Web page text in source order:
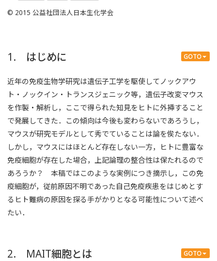
© 2015 公益社団法人日本生化学会
GOTO
1. はじめに
近年の免疫生物学研究は遺伝子工学を駆使してノックアウ
ト・ノックイン・トランスジェニック等，遺伝子改変マウス
を作製・解析し，ここで得られた知見をヒトに外挿すること
で発展してきた．この傾向は今後も変わらないであろうし，
マウスが研究モデルとして秀でていることは論を俟たない．
しかし，マウスにはほとんど存在しない一方，ヒトに豊富な
免疫細胞が存在した場合，上記論理の整合性は保たれるので
あろうか？ 本稿ではこのような実例につき摘示し，この免
疫細胞が，従前原因不明であった自己免疫疾患をはじめとす
るヒト難病の原因を探る手がかりとなる可能性について述べ
たい．
GOTO
2. MAIT細胞とは